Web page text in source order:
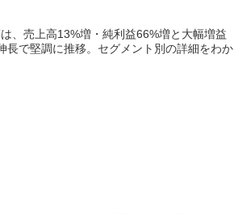
、売上高13%増・純利益66%増と大幅増益
長で堅調に推移。セグメント別の詳細をわか